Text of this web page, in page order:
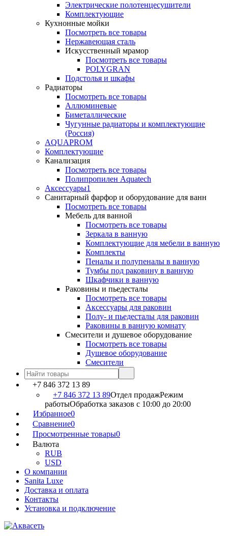
Электрические полотенцесушители
Комплектующие
Кухнонные мойки
Посмотреть все товары
Нержавеющая сталь
Искусственный мрамор
Посмотреть все товары
POLYGRAN
Подстолья и шкафы
Радиаторы
Посмотреть все товары
Аллюминевые
Биметаллические
Чугунные радиаторы и комплектующие
(Россия)
AQUAPROM
Комплектующие
Канализация
Посмотреть все товары
Полипропилен Aquatech
Аксессуары1
Санитарный фарфор и оборудование для ванн
Посмотреть все товары
Мебель для ванной
Посмотреть все товары
Зеркала в ванную
Комплектующие для мебели в ванную
Комплекты
Пеналы и полупеналы в ванную
Тумбы под раковину в ванную
Шкафчики в ванную
Раковины и пьедесталы
Посмотреть все товары
Аксессуары для раковин
Полу- и пьедесталы для раковин
Раковины в ванную комнату
Смесители и душевое оборудование
Посмотреть все товары
Душевое оборудование
Смесители
+7 846 372 13 89
+7 846 372 13 89Отдел продажРежим
работыОбработка заказов с 10:00 до 20:00
Избранное0
Сравнение0
Просмотренные товары0
Валюта
RUB
USD
О компании
Sanita Luxe
Доставка и оплата
Контакты
Установка и подключение